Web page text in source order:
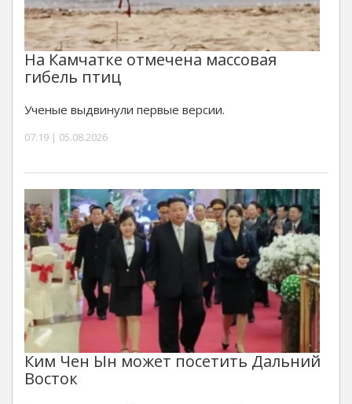
На Камчатке отмечена массовая
гибель птиц
Ученые выдвинули первые версии.
07:19 | 05.08.2026
Ким Чен Ын может посетить Дальний
Восток